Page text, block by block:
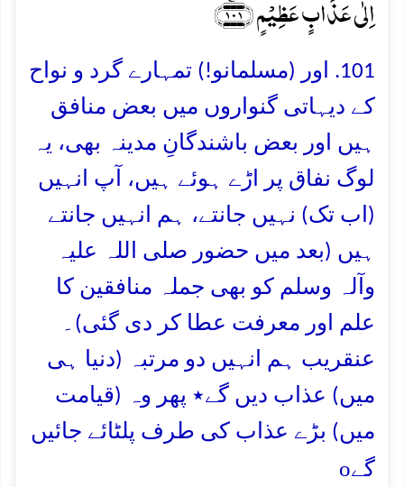
اِلٰی عَذَابٍ عَظِیۡمٍ ﴿۱۰۱﴾ۚ
101. اور (مسلمانو!) تمہارے گرد و نواح
کے دیہاتی گنواروں میں بعض منافق
ہیں اور بعض باشندگانِ مدینہ بھی، یہ
لوگ نفاق پر اڑے ہوئے ہیں، آپ انہیں
(اب تک) نہیں جانتے، ہم انہیں جانتے
ہیں (بعد میں حضور صلی اللہ علیہ
وآلہ وسلم کو بھی جملہ منافقین کا
علم اور معرفت عطا کر دی گئی)۔
عنقریب ہم انہیں دو مرتبہ (دنیا ہی
میں) عذاب دیں گے٭ پھر وہ (قیامت
میں) بڑے عذاب کی طرف پلٹائے جائیں
گےo